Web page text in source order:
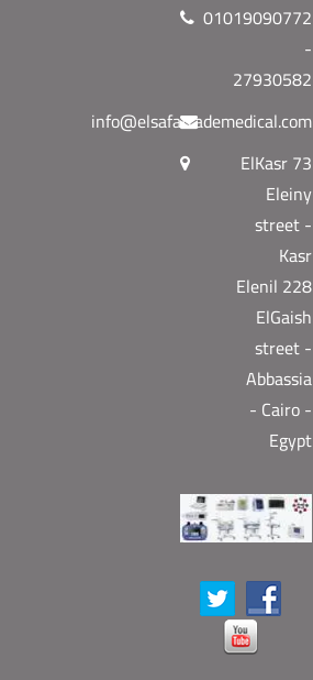
01019090772
-
27930582
info@elsafatrademedical.com
73 ElKasr
Eleiny
street -
Kasr
Elenil 228
ElGaish
street -
Abbassia
- Cairo -
Egypt